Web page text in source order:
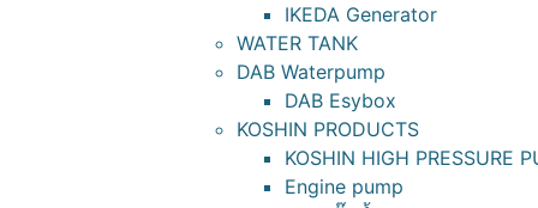
IKEDA Generator
WATER TANK
DAB Waterpump
DAB Esybox
KOSHIN PRODUCTS
KOSHIN HIGH PRESSURE
Engine pump